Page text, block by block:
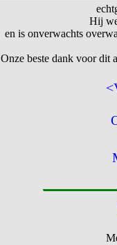
Hij
en is onverwachts
Onze beste dank voor dit